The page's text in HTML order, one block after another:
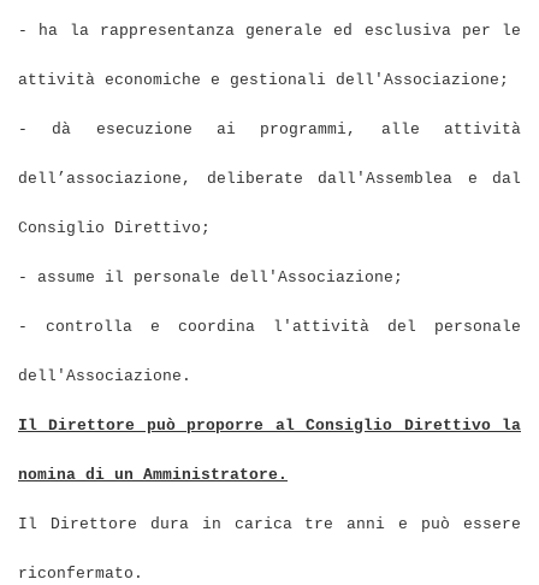
- ha la rappresentanza generale ed esclusiva per le
attività economiche e gestionali dell'Associazione;
- dà esecuzione ai programmi, alle attività
dell’associazione, deliberate dall'Assemblea e dal
Consiglio Direttivo;
- assume il personale dell'Associazione;
- controlla e coordina l'attività del personale
dell'Associazione.
Il Direttore può proporre al Consiglio Direttivo la
nomina di un Amministratore.
Il Direttore dura in carica tre anni e può essere
riconfermato.